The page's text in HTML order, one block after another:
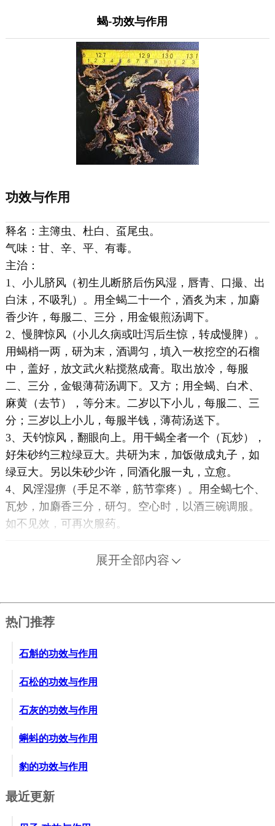
蝎-功效与作用
功效与作用
释名：主簿虫、杜白、虿尾虫。
气味：甘、辛、平、有毒。
主治：
1、小儿脐风（初生儿断脐后伤风湿，唇青、口撮、出
白沫，不吸乳）。用全蝎二十一个，酒炙为末，加麝
香少许，每服二、三分，用金银煎汤调下。
2、慢脾惊风（小儿久病或吐泻后生惊，转成慢脾）。
用蝎梢一两，研为末，酒调匀，填入一枚挖空的石榴
中，盖好，放文武火粘搅熬成膏。取出放冷，每服
二、三分，金银薄荷汤调下。又方；用全蝎、白术、
麻黄（去节），等分末。二岁以下小儿，每服二、三
分；三岁以上小儿，每服半钱，薄荷汤送下。
3、天钓惊风，翻眼向上。用干蝎全者一个（瓦炒），
好朱砂约三粒绿豆大。共研为末，加饭做成丸子，如
绿豆大。另以朱砂少许，同酒化服一丸，立愈。
4、风淫湿痹（手足不举，筋节挛疼）。用全蝎七个、
瓦炒，加麝香三分，研匀。空心时，以酒三碗调服。
如不见效，可再次服药。
干蝎七钱半，焙为末，以酒及童便各厂长中，煎如稠
7、肾虚耳聋。用小蝎四十九个、生姜（如蝎大）四十
时，再服一次，醉不妨。次日耳中如闻笙簧声，即为
有效。
钱，研为末，挑少许入耳中。日夜三、四次，以愈为
度。
9、偏正头风。用全蝎二十一个、地龙六条、土狗三
个、五倍子五钱，共研为末，酒调匀，摊贴太阳穴
10、风牙疼痛。用全蝎三个、蜂房二钱，炒，研细，
展开全部内容
热门推荐
石斛的功效与作用
石松的功效与作用
石灰的功效与作用
蝌蚪的功效与作用
豹的功效与作用
最近更新